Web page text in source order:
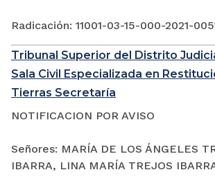
Radicación: 11001-03-15-000-2021-
Tribunal Superior del Distrito
Sala Civil Especializada en
Tierras Secretaría
NOTIFICACION POR AVISO
Señores: MARÍA DE LOS ÁNGELES
IBARRA, LINA MARÍA TREJOS